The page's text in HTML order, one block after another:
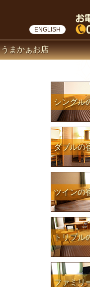
ENGLISH
うまかぁお店
シングル
ダブルの
ツインの
トリプル
ファミリ